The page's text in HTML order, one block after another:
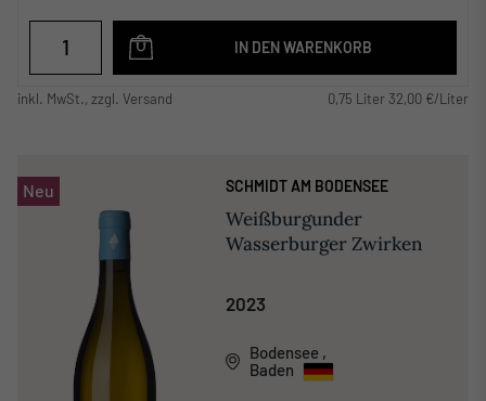
IN DEN WARENKORB
inkl. MwSt., zzgl. Versand 0,75 Liter 32,00 €/Liter
Neu SCHMIDT AM BODENSEE
Weißburgunder
Wasserburger Zwirken
2023
Bodensee ,
Baden